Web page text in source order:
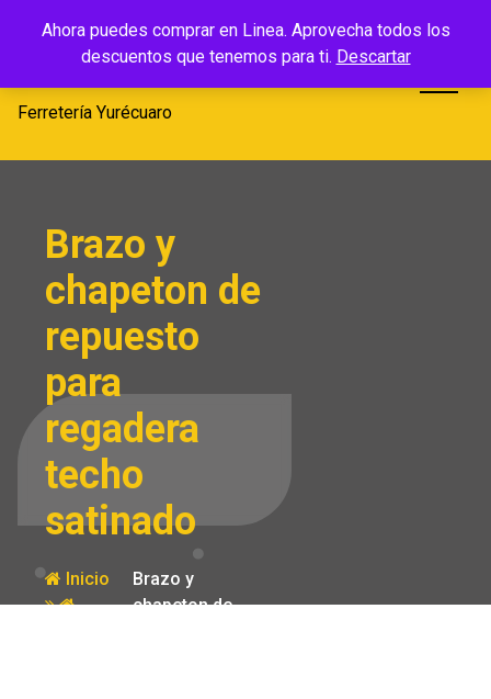
Ahora puedes comprar en Linea. Aprovecha todos los
descuentos que tenemos para ti. Descartar
Ferretería
Yurécuaro
Ferretería Yurécuaro
Brazo y
chapeton de
repuesto
para
regadera
techo
satinado
Inicio
Brazo y
chapeton de